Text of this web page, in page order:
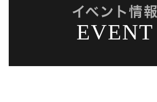
イベント情報
EVENT